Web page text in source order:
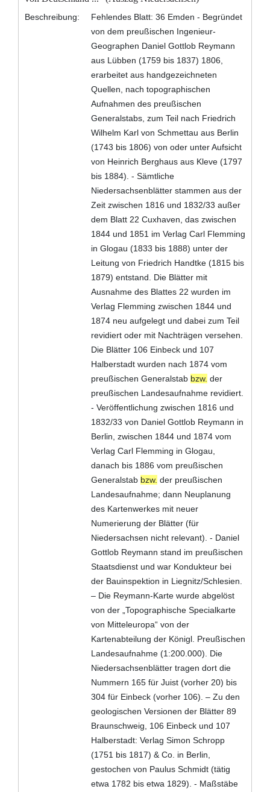
Beschreibung:
Fehlendes Blatt: 36 Emden - Begründet
von dem preußischen Ingenieur-
Geographen Daniel Gottlob Reymann
aus Lübben (1759 bis 1837) 1806,
erarbeitet aus handgezeichneten
Quellen, nach topographischen
Aufnahmen des preußischen
Generalstabs, zum Teil nach Friedrich
Wilhelm Karl von Schmettau aus Berlin
(1743 bis 1806) von oder unter Aufsicht
von Heinrich Berghaus aus Kleve (1797
bis 1884). - Sämtliche
Niedersachsenblätter stammen aus der
Zeit zwischen 1816 und 1832/33 außer
dem Blatt 22 Cuxhaven, das zwischen
1844 und 1851 im Verlag Carl Flemming
in Glogau (1833 bis 1888) unter der
Leitung von Friedrich Handtke (1815 bis
1879) entstand. Die Blätter mit
Ausnahme des Blattes 22 wurden im
Verlag Flemming zwischen 1844 und
1874 neu aufgelegt und dabei zum Teil
revidiert oder mit Nachträgen versehen.
Die Blätter 106 Einbeck und 107
Halberstadt wurden nach 1874 vom
preußischen Generalstab bzw. der
preußischen Landesaufnahme revidiert.
- Veröffentlichung zwischen 1816 und
1832/33 von Daniel Gottlob Reymann in
Berlin, zwischen 1844 und 1874 vom
Verlag Carl Flemming in Glogau,
danach bis 1886 vom preußischen
Generalstab bzw. der preußischen
Landesaufnahme; dann Neuplanung
des Kartenwerkes mit neuer
Numerierung der Blätter (für
Niedersachsen nicht relevant). - Daniel
Gottlob Reymann stand im preußischen
Staatsdienst und war Kondukteur bei
der Bauinspektion in Liegnitz/Schlesien.
– Die Reymann-Karte wurde abgelöst
von der „Topographische Specialkarte
von Mitteleuropa“ von der
Kartenabteilung der Königl. Preußischen
Landesaufnahme (1:200.000). Die
Niedersachsenblätter tragen dort die
Nummern 165 für Juist (vorher 20) bis
304 für Einbeck (vorher 106). – Zu den
geologischen Versionen der Blätter 89
Braunschweig, 106 Einbeck und 107
Halberstadt: Verlag Simon Schropp
(1751 bis 1817) & Co. in Berlin,
gestochen von Paulus Schmidt (tätig
etwa 1782 bis etwa 1829). - Maßstäbe